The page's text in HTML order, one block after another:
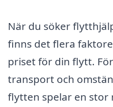
När du söker
finns det flera
priset för din flytt.
transport och
flytten spelar en stor